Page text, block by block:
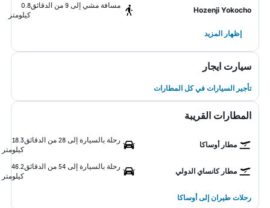
Hozenji Yokocho
مسافة مشي إلى 9 من الدقائق
0.8
كيلومتر
إظهار المزيد
سيارت ايجار
تأجير السيارات في كل المطارات
المطارات القريبة
مطار أوساكا
رحلة بالسيارة إلى 28 من الدقائق
18.3
كيلومتر
مطار كانساي الدولي
رحلة بالسيارة إلى 54 من الدقائق
46.2
كيلومتر
رحلات طيران إلى أوساكا